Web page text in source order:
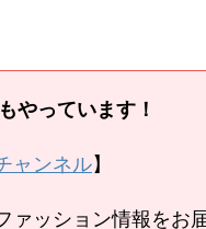
やっています！
ャンネル】
ァッション情報をお